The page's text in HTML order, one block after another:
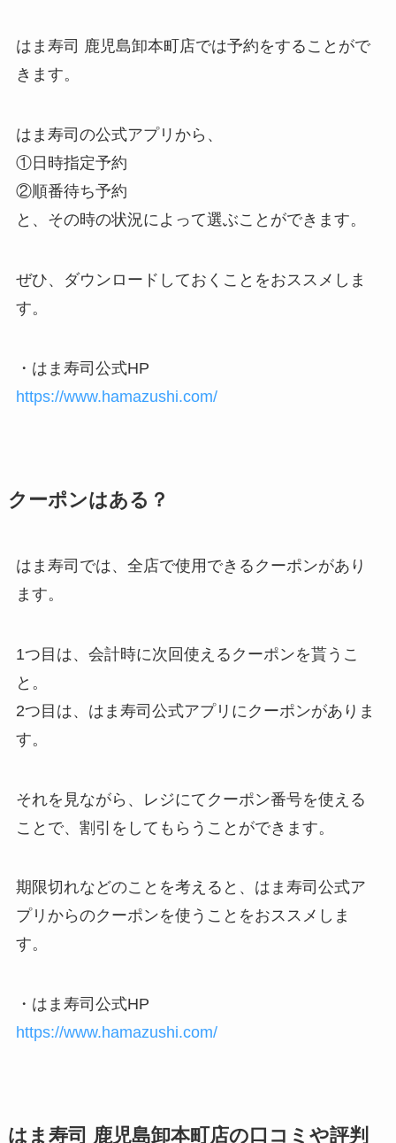
はま寿司 鹿児島卸本町店では予約をすることがで
きます。
はま寿司の公式アプリから、
①日時指定予約
②順番待ち予約
と、その時の状況によって選ぶことができます。
ぜひ、ダウンロードしておくことをおススメしま
す。
・はま寿司公式HP
https://www.hamazushi.com/
クーポンはある？
はま寿司では、全店で使用できるクーポンがあり
ます。
1つ目は、会計時に次回使えるクーポンを貰うこ
と。
2つ目は、はま寿司公式アプリにクーポンがありま
す。
それを見ながら、レジにてクーポン番号を使える
ことで、割引をしてもらうことができます。
期限切れなどのことを考えると、はま寿司公式ア
プリからのクーポンを使うことをおススメしま
す。
・はま寿司公式HP
https://www.hamazushi.com/
はま寿司 鹿児島卸本町店の口コミや評判